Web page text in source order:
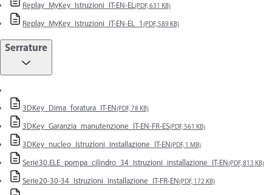
Replay_MyKey_Istruzioni_IT-EN-EL(PDF, 631 KB)
Replay_MyKey_Istruzioni_IT-EN-EL_1 (PDF, 589 KB)
Serrature
3DKey_Dima_foratura_IT-EN(PDF, 78 KB)
3DKey_Garanzia_manutenzione_IT-EN-FR-ES(PDF, 561 KB)
3DKey_nucleo_Istruzioni_installazione_IT-EN(PDF, 1 MB)
Serie30.ELE_pompa_cilindro_34_Istruzioni_installazione_IT-EN(PDF, 813 KB)
Serie20-30-34_Istruzioni_installazione_IT-FR-EN(PDF, 172 KB)